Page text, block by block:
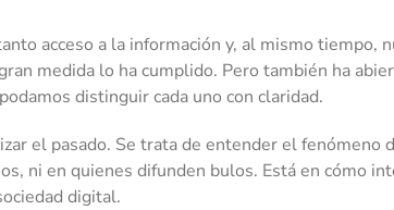
acceso a la información y, al mismo tiempo,
medida lo ha cumplido. Pero también ha
distinguir cada uno con claridad.
el pasado. Se trata de entender el fenómeno
ni en quienes difunden bulos. Está en cómo
digital.